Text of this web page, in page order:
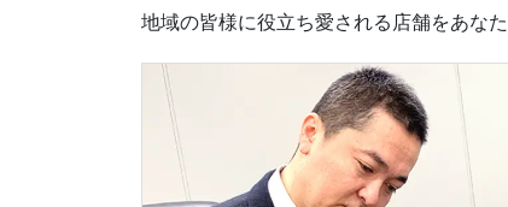
地域の皆様に役立ち愛される店舗をあな